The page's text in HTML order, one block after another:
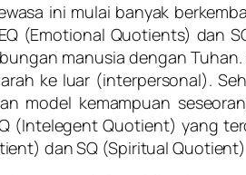
ini mulai banyak
(Emotional Quotients) dan
manusia dengan
ke luar (interpersonal).
model kemampuan
(Intelegent Quotient) yang
dan SQ (Spiritual